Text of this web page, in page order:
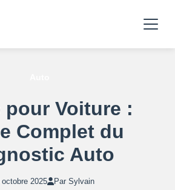
pour Voiture :
Complet du
Auto
octobre 2025 Par Sylvain